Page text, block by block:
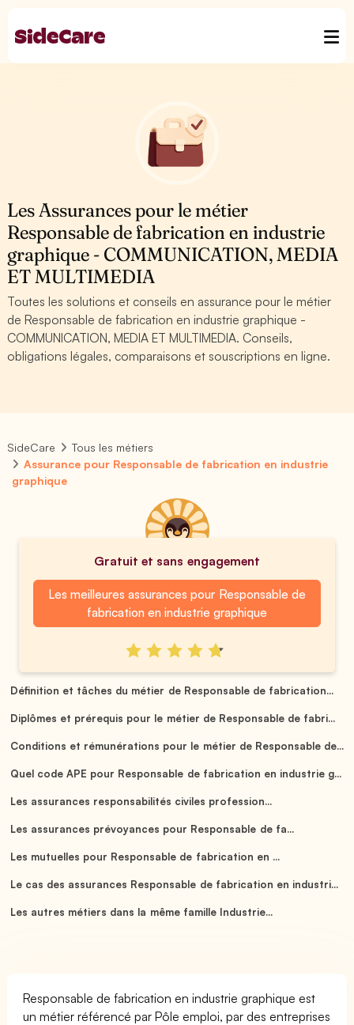
Les Assurances pour le métier
Responsable de fabrication en industrie
graphique - COMMUNICATION, MEDIA
ET MULTIMEDIA
Toutes les solutions et conseils en assurance pour le métier
de Responsable de fabrication en industrie graphique -
COMMUNICATION, MEDIA ET MULTIMEDIA. Conseils,
obligations légales, comparaisons et souscriptions en ligne.
SideCare
Tous les métiers
Assurance pour Responsable de fabrication en industrie
graphique
Gratuit et sans engagement
Les meilleures assurances pour Responsable de
fabrication en industrie graphique
Définition et tâches du métier de Responsable de fabrication...
Diplômes et prérequis pour le métier de Responsable de fabri...
Conditions et rémunérations pour le métier de Responsable de...
Quel code APE pour Responsable de fabrication en industrie g...
Les assurances responsabilités civiles profession...
Les assurances prévoyances pour Responsable de fa...
Les mutuelles pour Responsable de fabrication en ...
Le cas des assurances Responsable de fabrication en industri...
Les autres métiers dans la même famille Industrie...
Responsable de fabrication en industrie graphique est
un métier référencé par Pôle emploi, par des entreprises